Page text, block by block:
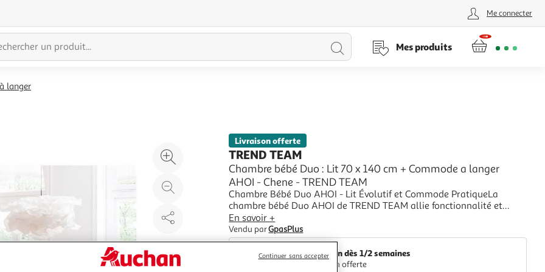
Me connecter
Lancer
Mes produits
langer
Agrandir
l'illustration
l'illustration
%
Partager
produit
Livraison offerte
TREND TEAM
Chambre bébé Duo : Lit 70 x 140 cm + Commode a langer
AHOI - Chene - TREND TEAM
Chambre Bébé Duo AHOI - Lit Évolutif et Commode PratiqueLa
chambre bébé Duo AHOI de TREND TEAM allie fonctionnalité et
esthétique avec son lit évolutif 70 x 140 cm et sa commode à langer
intégrée. Conçue en chêne, cette ensemble offre une solution
complète pour aménager l'espace de votre enfant tout
En savoir +
Vendu parGpasPlus
Livraison dès 1/2 semaines
Livraison offerte
Continuer sans accepter